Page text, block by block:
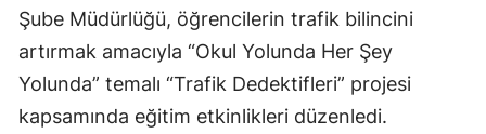
Şube Müdürlüğü, öğrencilerin trafik bilincini
artırmak amacıyla “Okul Yolunda Her Şey
Yolunda” temalı “Trafik Dedektifleri” projesi
kapsamında eğitim etkinlikleri düzenledi.